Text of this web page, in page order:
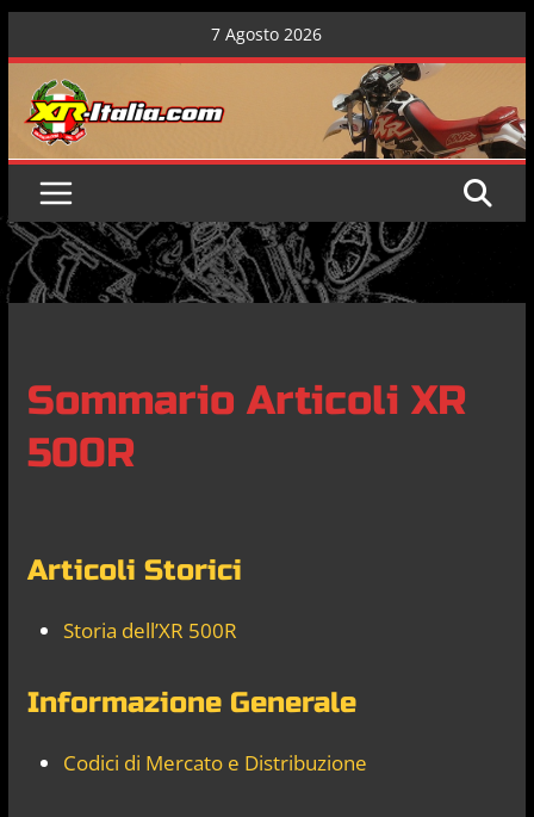
content
7 Agosto 2026
Sommario Articoli XR
500R
Articoli Storici
Storia dell’XR 500R
Informazione Generale
Codici di Mercato e Distribuzione